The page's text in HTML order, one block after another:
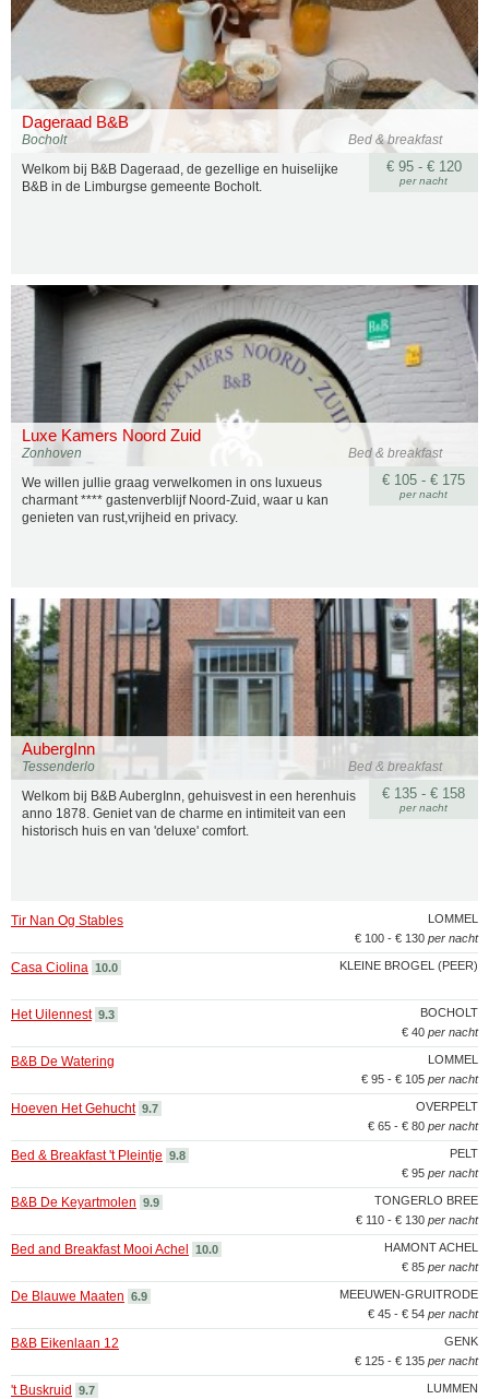
Dageraad B&B
Bed & breakfast
Bocholt
€ 95 - € 120
per nacht
Welkom bij B&B Dageraad, de gezellige en huiselijke
B&B in de Limburgse gemeente Bocholt.
Luxe Kamers Noord Zuid
Bed & breakfast
Zonhoven
€ 105 - € 175
per nacht
We willen jullie graag verwelkomen in ons luxueus
charmant **** gastenverblijf Noord-Zuid, waar u kan
genieten van rust,vrijheid en privacy.
AubergInn
Bed & breakfast
Tessenderlo
€ 135 - € 158
per nacht
Welkom bij B&B AubergInn, gehuisvest in een herenhuis
anno 1878. Geniet van de charme en intimiteit van een
historisch huis en van 'deluxe' comfort.
LOMMEL
Tir Nan Og Stables
€ 100 - € 130 per nacht
KLEINE BROGEL (PEER)
Casa Ciolina 10.0
BOCHOLT
Het Uilennest 9.3
€ 40 per nacht
LOMMEL
B&B De Watering
€ 95 - € 105 per nacht
OVERPELT
Hoeven Het Gehucht 9.7
€ 65 - € 80 per nacht
PELT
Bed & Breakfast 't Pleintje 9.8
€ 95 per nacht
TONGERLO BREE
B&B De Keyartmolen 9.9
€ 110 - € 130 per nacht
HAMONT ACHEL
Bed and Breakfast Mooi Achel
10.0
€ 85 per nacht
MEEUWEN-GRUITRODE
De Blauwe Maaten 6.9
€ 45 - € 54 per nacht
GENK
B&B Eikenlaan 12
€ 125 - € 135 per nacht
LUMMEN
't Buskruid 9.7